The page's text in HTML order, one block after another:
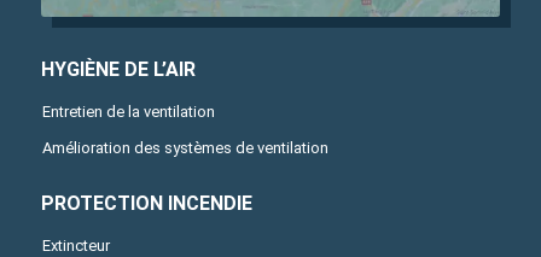
HYGIÈNE DE L’AIR
Entretien de la ventilation
Amélioration des systèmes de ventilation
PROTECTION INCENDIE
Extincteur